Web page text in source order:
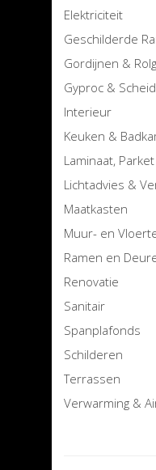
Elektriciteit
Geschilderde
Gordijnen &
Gyproc &
Interieur
Keuken &
Laminaat,
Lichtadvies &
Maatkasten
Muur- en
Ramen en
Renovatie
Sanitair
Spanplafonds
Schilderen
Terrassen
Verwarming &